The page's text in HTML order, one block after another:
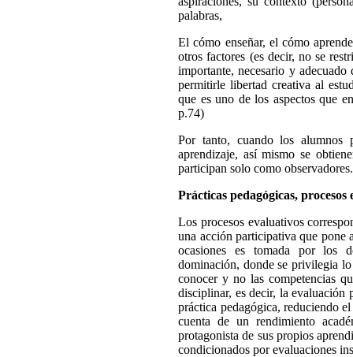
palabras,
El cómo enseñar, el cómo
otros factores (es decir, no se
importante, necesario y
permitirle libertad creativa al
que es uno de los aspectos que
p.74)
Por tanto, cuando los alumnos
aprendizaje, así mismo se
participan solo como observadores.
Prácticas pedagógicas,
Los procesos evaluativos
una acción participativa que pone
ocasiones es tomada por los
dominación, donde se privilegia
conocer y no las competencias
disciplinar, es decir, la evaluación
práctica pedagógica, reduciendo
cuenta de un rendimiento
protagonista de sus propios
condicionados por evaluaciones